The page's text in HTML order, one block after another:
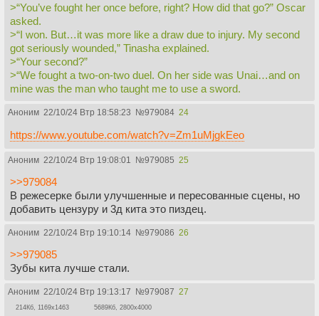
>“You’ve fought her once before, right? How did that go?” Oscar
asked.
>“I won. But…it was more like a draw due to injury. My second
got seriously wounded,” Tinasha explained.
>“Your second?”
>“We fought a two-on-two duel. On her side was Unai…and on
mine was the man who taught me to use a sword.
Аноним 22/10/24 Втр 18:58:23 №979084 24
https://www.youtube.com/watch?v=Zm1uMjgkEeo
Аноним 22/10/24 Втр 19:08:01 №979085 25
>>979084
В режесерке были улучшенные и пересованные сцены, но
добавить цензуру и 3д кита это пиздец.
Аноним 22/10/24 Втр 19:10:14 №979086 26
>>979085
Зубы кита лучше стали.
Аноним 22/10/24 Втр 19:13:17 №979087 27
214Кб, 1169x1463 5689Кб, 2800x4000